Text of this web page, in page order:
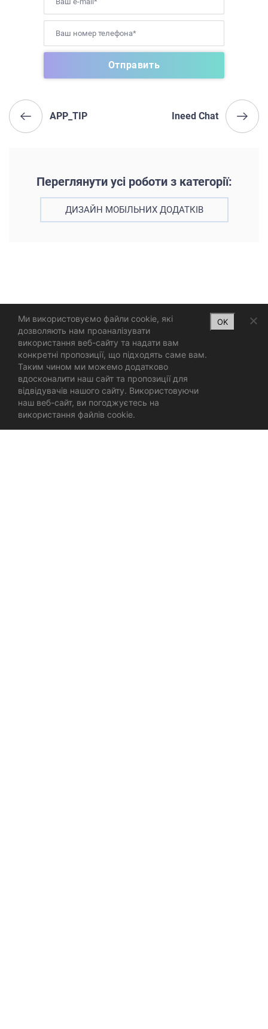
APP_TIP Ineed Chat
Переглянути усі роботи з категорії:
ДИЗАЙН МОБІЛЬНИХ ДОДАТКІВ
Ми використовуємо файли cookie, які
дозволяють нам проаналізувати
використання веб-сайту та надати вам
конкретні пропозиції, що підходять саме вам.
Таким чином ми можемо додатково
вдосконалити наш сайт та пропозиції для
відвідувачів нашого сайту. Використовуючи
наш веб-сайт, ви погоджуєтесь на
використання файлів cookie.
OK